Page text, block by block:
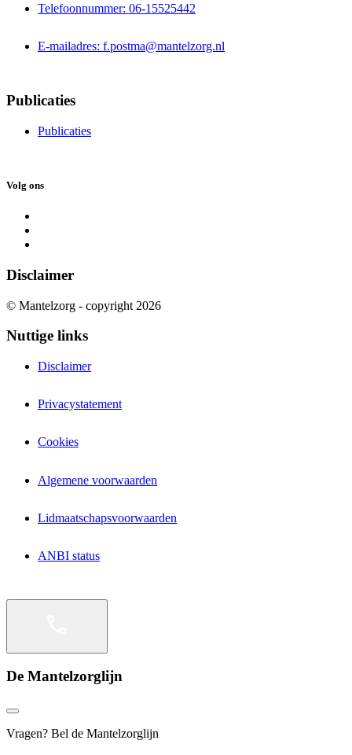
Telefoonnummer: 06-15525442
E-mailadres: f.postma@mantelzorg.nl
Publicaties
Publicaties
Volg ons
Disclaimer
© Mantelzorg - copyright 2026
Nuttige links
Disclaimer
Privacystatement
Cookies
Algemene voorwaarden
Lidmaatschapsvoorwaarden
ANBI status
De Mantelzorglijn
Vragen? Bel de Mantelzorglijn